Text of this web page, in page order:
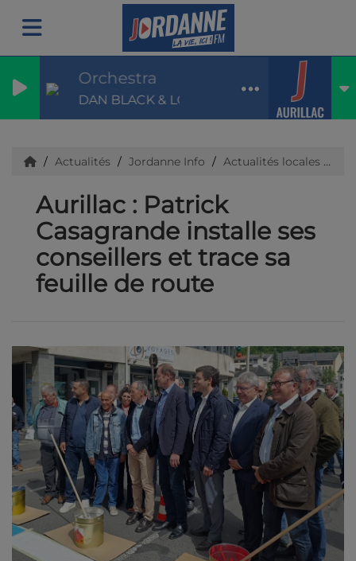
Orchestra
DAN BLACK & LOUANE
Actualités Jordanne Info Actualités locales
Aurillac : Patrick
Casagrande installe ses
conseillers et trace sa
feuille de route